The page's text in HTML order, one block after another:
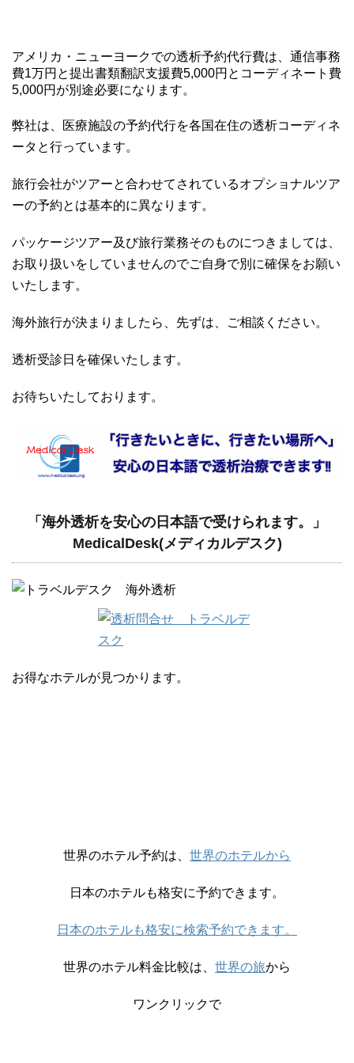
アメリカ・ニューヨークでの透析予約代行費は、通信事務
費1万円と提出書類翻訳支援費5,000円とコーディネート費
5,000円が別途必要になります。
弊社は、医療施設の予約代行を各国在住の透析コーディネ
ータと行っています。
旅行会社がツアーと合わせてされているオプショナルツア
ーの予約とは基本的に異なります。
パッケージツアー及び旅行業務そのものにつきましては、
お取り扱いをしていませんのでご自身で別に確保をお願い
いたします。
海外旅行が決まりましたら、先ずは、ご相談ください。
透析受診日を確保いたします。
お待ちいたしております。
「海外透析を安心の日本語で受けられます。」
MedicalDesk(メディカルデスク)
お得なホテルが見つかります。
世界のホテル予約は、 世界のホテルから
日本のホテルも格安に予約できます。
日本のホテルも格安に検索予約できます。
世界のホテル料金比較は、 世界の旅から
ワンクリックで